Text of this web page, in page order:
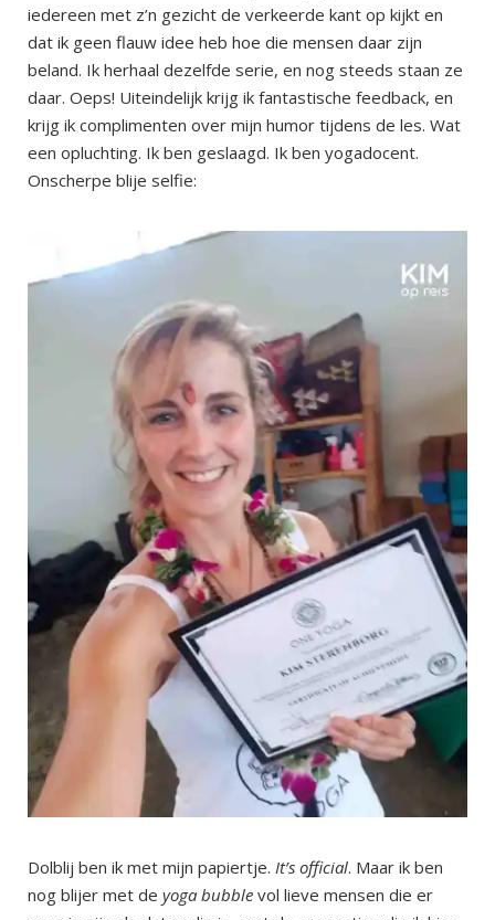
iedereen met z’n gezicht de verkeerde kant op kijkt en
dat ik geen flauw idee heb hoe die mensen daar zijn
beland. Ik herhaal dezelfde serie, en nog steeds staan ze
daar. Oeps! Uiteindelijk krijg ik fantastische feedback, en
krijg ik complimenten over mijn humor tijdens de les. Wat
een opluchting. Ik ben geslaagd. Ik ben yogadocent.
Onscherpe blije selfie:
Dolblij ben ik met mijn papiertje. It’s official. Maar ik ben
nog blijer met de yoga bubble vol lieve mensen die er